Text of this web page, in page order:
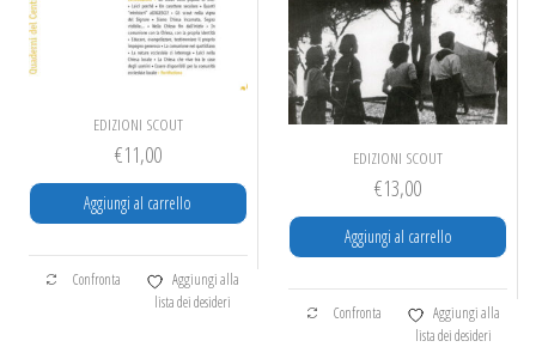
EDIZIONI SCOUT
€11,00
Aggiungi al carrello
Confronta
Aggiungi alla
lista dei desideri
EDIZIONI SCOUT
€13,00
Aggiungi al carrello
Confronta
Aggiungi alla
lista dei desideri